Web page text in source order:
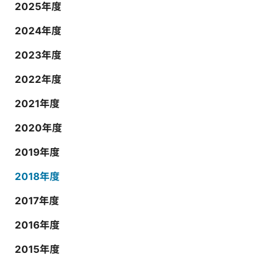
2025年度
2024年度
2023年度
2022年度
2021年度
2020年度
2019年度
2018年度
2017年度
2016年度
2015年度